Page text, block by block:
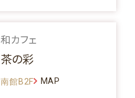
和カフェ
茶の彩
南館B2F MAP